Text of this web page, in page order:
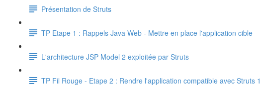
Présentation de Struts
TP Etape 1 : Rappels Java Web - Mettre en place l'application cible
L'architecture JSP Model 2 exploitée par Struts
TP Fil Rouge - Etape 2 : Rendre l'application compatible avec Struts 1